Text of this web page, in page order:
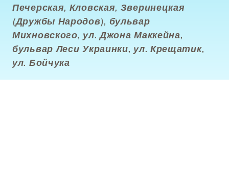
Печерская, Кловская, Зверинецкая
(Дружбы Народов), бульвар
Михновского, ул. Джона Маккейна,
бульвар Леси Украинки, ул. Крещатик,
ул. Бойчука